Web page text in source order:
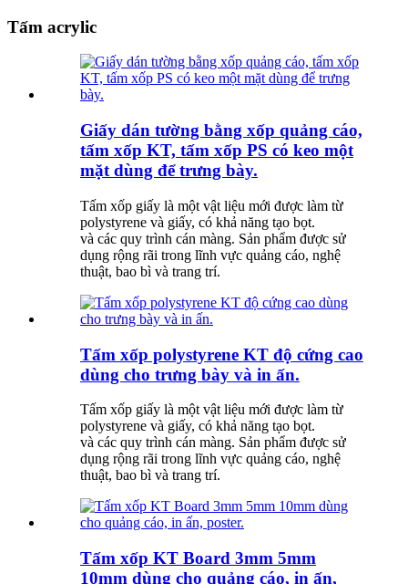
Tấm acrylic
Giấy dán tường bằng xốp quảng cáo,
tấm xốp KT, tấm xốp PS có keo một
mặt dùng để trưng bày.
Tấm xốp giấy là một vật liệu mới được làm từ
polystyrene và giấy, có khả năng tạo bọt.
và các quy trình cán màng. Sản phẩm được sử
dụng rộng rãi trong lĩnh vực quảng cáo, nghệ
thuật, bao bì và trang trí.
Tấm xốp polystyrene KT độ cứng cao
dùng cho trưng bày và in ấn.
Tấm xốp giấy là một vật liệu mới được làm từ
polystyrene và giấy, có khả năng tạo bọt.
và các quy trình cán màng. Sản phẩm được sử
dụng rộng rãi trong lĩnh vực quảng cáo, nghệ
thuật, bao bì và trang trí.
Tấm xốp KT Board 3mm 5mm
10mm dùng cho quảng cáo, in ấn,